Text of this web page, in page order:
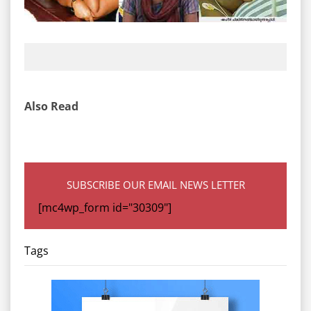
Also Read
SUBSCRIBE OUR EMAIL NEWS LETTER
[mc4wp_form id="30309"]
Tags